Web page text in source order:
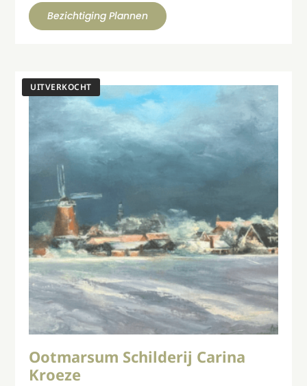
Bezichtiging Plannen
Ootmarsum Schilderij Carina
Kroeze